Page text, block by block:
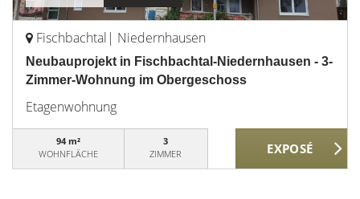
Fischbachtal| Niedernhausen
Neubauprojekt in Fischbachtal-Niedernhausen - 3-
Zimmer-Wohnung im Obergeschoss
Etagenwohnung
94 m²
WOHNFLÄCHE
3
ZIMMER